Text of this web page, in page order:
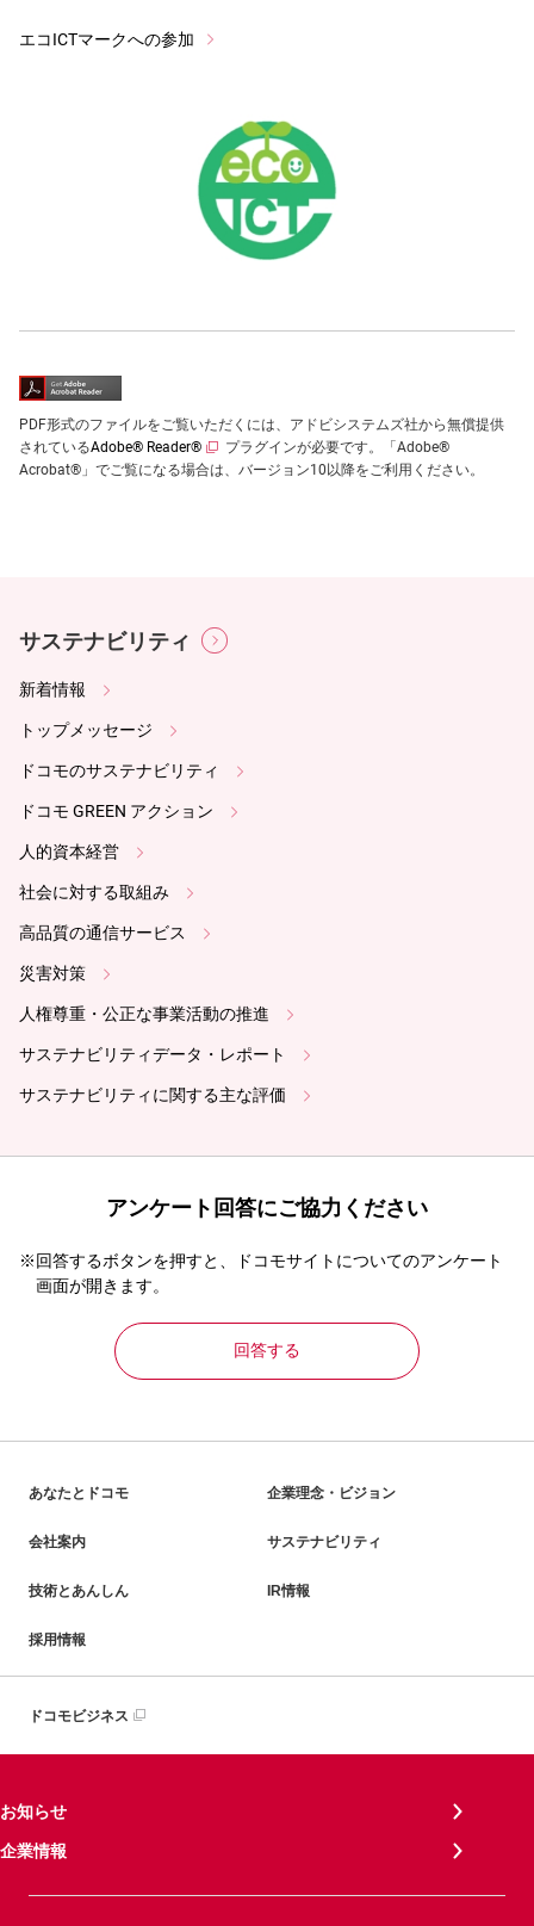
エコICTマークへの参加
PDF形式のファイルをご覧いただくには、アドビシステムズ社から無償提供
されているAdobe® Reader®
プラグインが必要です。「Adobe®
Acrobat®」でご覧になる場合は、バージョン10以降をご利用ください。
サステナビリティ
新着情報
トップメッセージ
ドコモのサステナビリティ
ドコモ GREEN アクション
人的資本経営
社会に対する取組み
高品質の通信サービス
災害対策
人権尊重・公正な事業活動の推進
サステナビリティデータ・レポート
サステナビリティに関する主な評価
アンケート回答にご協力ください
※回答するボタンを押すと、ドコモサイトについてのアンケート
画面が開きます。
回答する
あなたとドコモ 企業理念・ビジョン
会社案内 サステナビリティ
技術とあんしん IR情報
採用情報
ドコモビジネス
お知らせ
企業情報